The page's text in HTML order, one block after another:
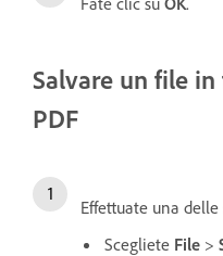
Salvare un file
PDF
Effettuate una
Scegliete File >